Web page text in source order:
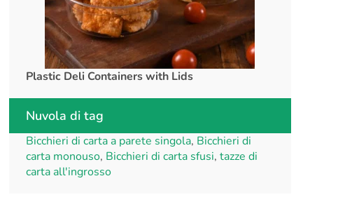
Plastic Deli Containers with Lids
Nuvola di tag
Bicchieri di carta a parete singola, Bicchieri di
carta monouso, Bicchieri di carta sfusi, tazze di
carta all'ingrosso